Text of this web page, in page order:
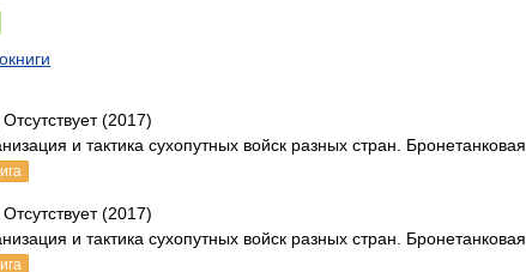
, Отсутствует (2017)
и тактика сухопутных войск разных стран. Бронетанковая
, Отсутствует (2017)
и тактика сухопутных войск разных стран. Бронетанковая